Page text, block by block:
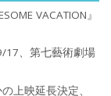
VACATION』
17、第七藝術劇場
上映延長決定、